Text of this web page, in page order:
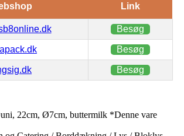
Link
Besøg
Besøg
Besøg
22cm, Ø7cm, buttermilk *Denne vare